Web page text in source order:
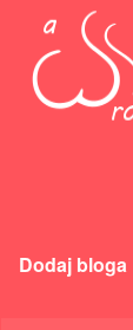
Dodaj bloga